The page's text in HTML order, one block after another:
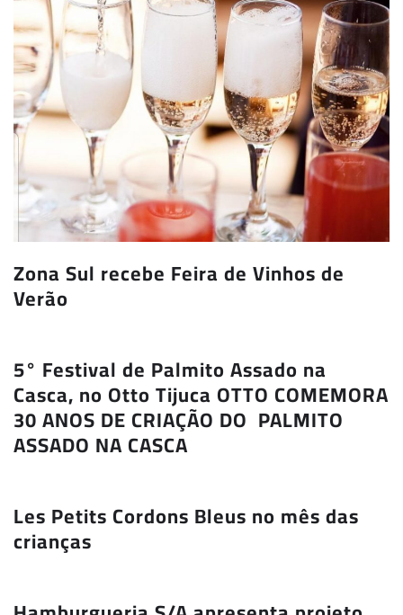
Zona Sul recebe Feira de Vinhos de
Verão
5° Festival de Palmito Assado na
Casca, no Otto Tijuca OTTO COMEMORA
30 ANOS DE CRIAÇÃO DO PALMITO
ASSADO NA CASCA
Les Petits Cordons Bleus no mês das
crianças